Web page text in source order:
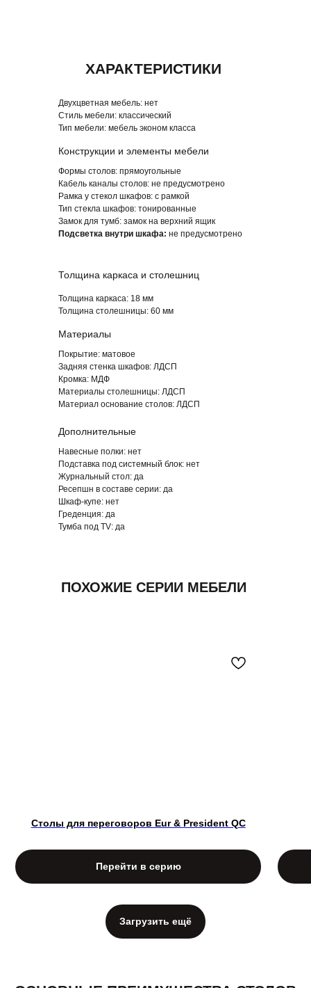
Навесные полки: нет
Подставка под системный блок: нет
Журнальный стол: да
Ресепшн в составе серии: да
Шкаф-купе: нет
Греденция: да
Тумба под TV: да
Формы столов: прямоугольные
Кабель каналы столов: не предусмотрено
Рамка у стекол шкафов: с рамкой
Тип стекла шкафов: тонированные
Замок для тумб: замок на верхний ящик
Подсветка внутри шкафа: не предусмотрено
Конструкции и элементы мебели
Дополнительные
Покрытие: матовое
Задняя стенка шкафов: ЛДСП
Кромка: МДФ
Материалы столешницы: ЛДСП
Материал основание столов: ЛДСП
Толщина каркаса: 18 мм
Толщина столешницы: 60 мм
Материалы
Толщина каркаса и столешниц
Двухцветная мебель: нет
Стиль мебели: классический
Тип мебели: мебель эконом класса
ПОХОЖИЕ СЕРИИ МЕБЕЛИ
Столы для переговоров Eur & President QC
Перейти в серию
Загрузить ещё
ОСНОВНЫЕ ПРЕИМУЩЕСТВА СТОЛОВ
ДЛЯ ПЕРЕГОВОРОВ «PORTO»
ОПИСАНИЕ СЕРИИ «PORTO»